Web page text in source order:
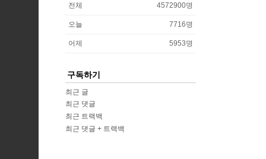
전체 4572900명
오늘 7716명
어제 5953명
구독하기
최근 글
최근 댓글
최근 트랙백
최근 댓글 + 트랙백